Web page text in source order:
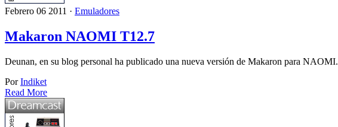
Febrero 06 2011 · Emuladores
Makaron NAOMI T12.7
Deunan, en su blog personal ha publicado una nueva versión de Makaron para
PorIndiket
Read More